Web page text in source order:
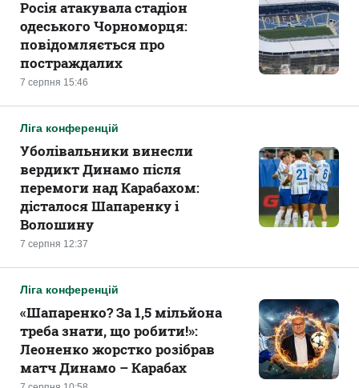
7 серпня 15:46
Росія атакувала стадіон
одеського Чорноморця:
повідомляється про
постраждалих
Ліга конференцій
7 серпня 12:37
Уболівальники винесли
вердикт Динамо після
перемоги над Карабахом:
дісталося Шапаренку і
Волошину
Ліга конференцій
«Шапаренко? За 1,5 мільйона
треба знати, що робити!»:
Леоненко жорстко розібрав
матч Динамо – Карабах